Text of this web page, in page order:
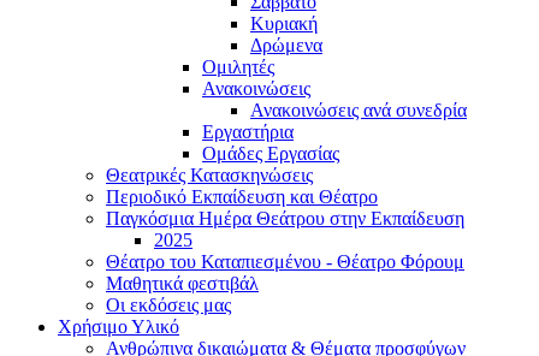
Κυριακή
Δρώμενα
Ομιλητές
Ανακοινώσεις
Ανακοινώσεις ανά συνεδρία
Εργαστήρια
Ομάδες Εργασίας
Θεατρικές Κατασκηνώσεις
Περιοδικό Εκπαίδευση και Θέατρο
Παγκόσμια Ημέρα Θεάτρου στην Εκπαίδευση
2025
Θέατρο του Καταπιεσμένου - Θέατρο Φόρουμ
Μαθητικά φεστιβάλ
Οι εκδόσεις μας
Χρήσιμο Υλικό
Ανθρώπινα δικαιώματα & Θέματα προσφύγων